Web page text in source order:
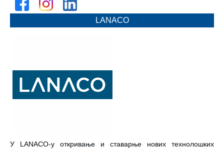
LANACO
У LANACO-у откривање и ставарње нових технолошких